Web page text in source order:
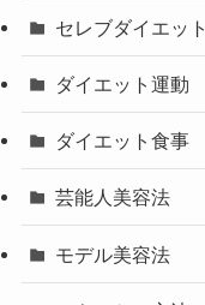
セレブダイエット
ダイエット運動
ダイエット食事
芸能人美容法
モデル美容法